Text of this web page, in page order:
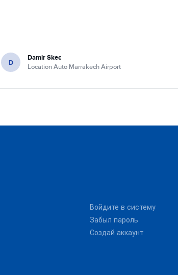
D Damir Skec
Location Auto Marrakech Airport
Войдите в систему
Забыл пароль
Создай аккаунт